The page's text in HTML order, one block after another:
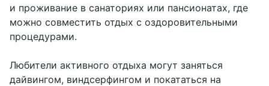
и проживание в санаториях или пансионатах, где
можно совместить отдых с оздоровительными
процедурами.
Любители активного отдыха могут заняться
дайвингом, виндсерфингом и покататься на